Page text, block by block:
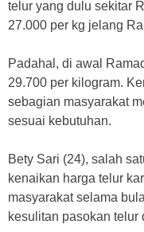
telur yang dulu sekitar
27.000 per kg jelang
Padahal, di awal
29.700 per kilogram.
sebagian masyarakat
sesuai kebutuhan.
Bety Sari (24), salah
kenaikan harga telur
masyarakat selama
kesulitan pasokan